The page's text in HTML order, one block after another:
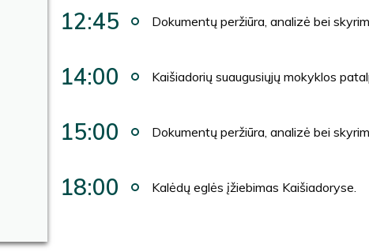
12:45 Dokumentų peržiūra, analizė bei
14:00 Kaišiadorių suaugusiųjų mokyklos
15:00 Dokumentų peržiūra, analizė bei
18:00 Kalėdų eglės įžiebimas Kaišiadoryse.